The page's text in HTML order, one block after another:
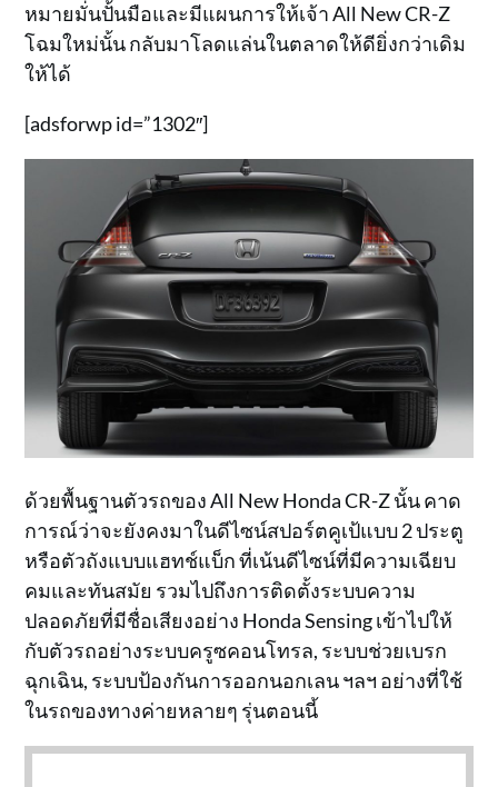
หมายมั่นปั้นมือและมีแผนการให้เจ้า All New CR-Z
โฉมใหม่นั้น กลับมาโลดแล่นในตลาดให้ดียิ่งกว่าเดิม
ให้ได้
[adsforwp id=”1302″]
ด้วยพื้นฐานตัวรถของ All New Honda CR-Z นั้น คาด
การณ์ว่าจะยังคงมาในดีไซน์สปอร์ตคูเป้แบบ 2 ประตู
หรือตัวถังแบบแฮทช์แบ็ก ที่เน้นดีไซน์ที่มีความเฉียบ
คมและทันสมัย รวมไปถึงการติดตั้งระบบความ
ปลอดภัยที่มีชื่อเสียงอย่าง Honda Sensing เข้าไปให้
กับตัวรถอย่างระบบครูซคอนโทรล, ระบบช่วยเบรก
ฉุกเฉิน, ระบบป้องกันการออกนอกเลน ฯลฯ อย่างที่ใช้
ในรถของทางค่ายหลายๆ รุ่นตอนนี้